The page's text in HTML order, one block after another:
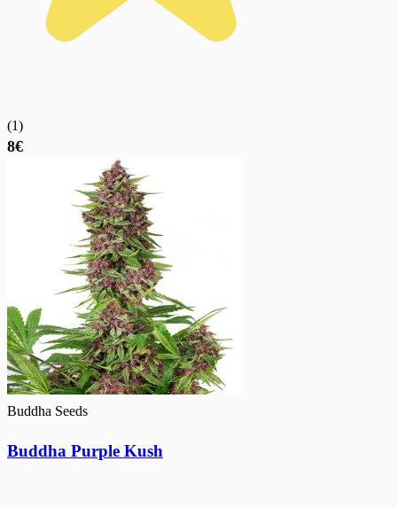
(1)
8€
Buddha Seeds
Buddha Purple Kush